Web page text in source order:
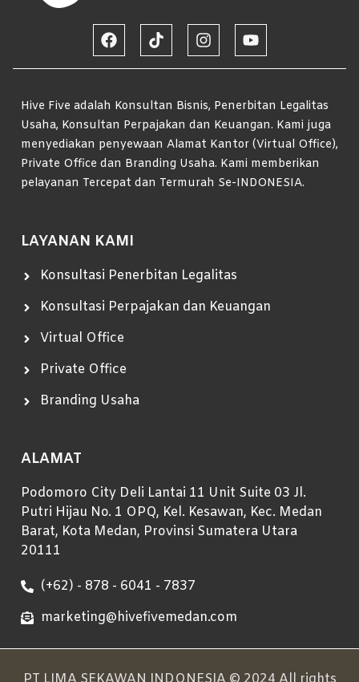
Hive Five adalah Konsultan Bisnis, Penerbitan Legalitas
Usaha, Konsultan Perpajakan dan Keuangan. Kami juga
menyediakan penyewaan Alamat Kantor (Virtual Office),
Private Office dan Branding Usaha. Kami memberikan
pelayanan Tercepat dan Termurah Se-INDONESIA.
LAYANAN KAMI
Konsultasi Penerbitan Legalitas
Konsultasi Perpajakan dan Keuangan
Virtual Office
Private Office
Branding Usaha
ALAMAT
Podomoro City Deli Lantai 11 Unit Suite 03 Jl.
Putri Hijau No. 1 OPQ, Kel. Kesawan, Kec. Medan
Barat, Kota Medan, Provinsi Sumatera Utara
20111
(+62) - 878 - 6041 - 7837
marketing@hivefivemedan.com